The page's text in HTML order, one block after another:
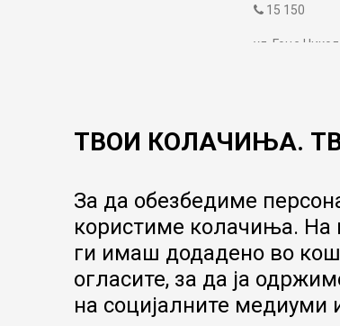
15 150
ул. Гоце
09:00 до 17:00
ТВОИ КОЛАЧИЊА.
За да обезбедиме
користиме колачиња. На
ги имаш додадено во
огласите, за да ја
на социјалните медиуми